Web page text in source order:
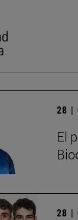
28 |
El
28 |